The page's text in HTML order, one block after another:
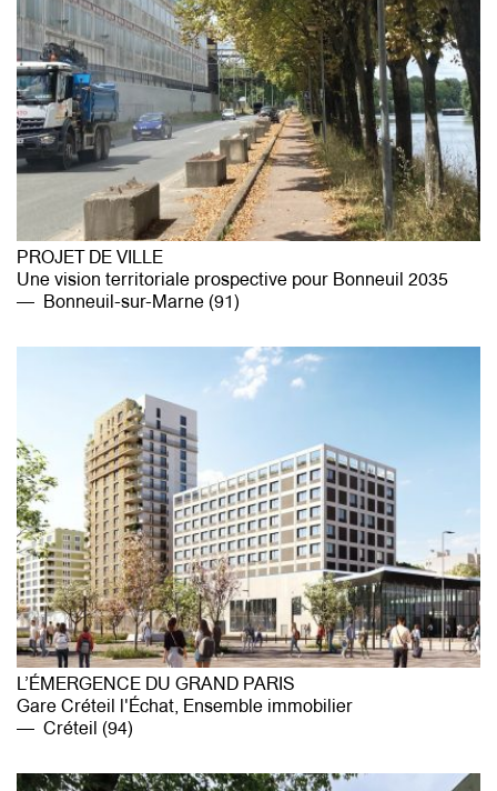
PROJET DE VILLE
Une vision territoriale prospective pour Bonneuil 2035
Bonneuil-sur-Marne (91)
L’ÉMERGENCE DU GRAND PARIS
Gare Créteil l'Échat, Ensemble immobilier
Créteil (94)